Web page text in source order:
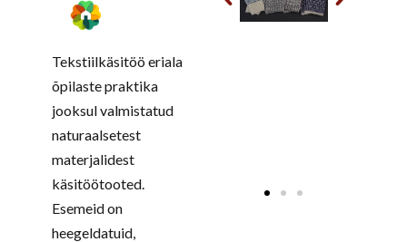
Tekstiilkäsitöö eriala
õpilaste praktika
jooksul valmistatud
naturaalsetest
materjalidest
käsitöötooted.
Esemeid on
heegeldatuid,